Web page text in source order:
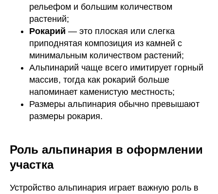
рельефом и большим количеством
растений;
Рокарий — это плоская или слегка
приподнятая композиция из камней с
минимальным количеством растений;
Альпинарий чаще всего имитирует горный
массив, тогда как рокарий больше
напоминает каменистую местность;
Размеры альпинария обычно превышают
размеры рокария.
Роль альпинария в оформлении
участка
Устройство альпинария играет важную роль в